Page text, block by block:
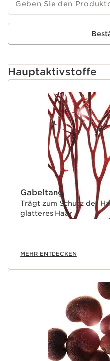
Wirkstoffkomplex, der
zu beschweren. Die
charakteristischen Duft,
unverkennbare
Clarins Plus
Eine Haarpflegeserie*, die
ist: gleiche Wirksamkeit,
hochwirksame Wirkstoffe,
sensorische
Geben Sie den
Hauptaktivstoffe
WEITER ZUM INHALT
Gabeltang
Trägt zum Schutz der
glatteres Haar
MEHR ENTDECKEN